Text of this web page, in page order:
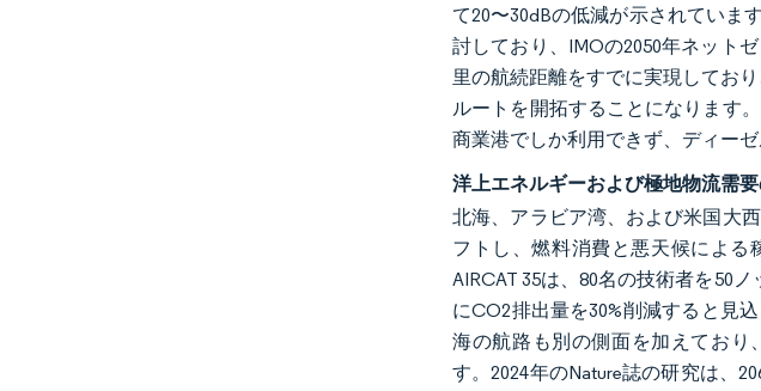
て20〜30dBの低減が示されていま
討しており、IMOの2050年ネット
里の航続距離をすでに実現してお
ルートを開拓することになります
商業港でしか利用できず、ディー
洋上エネルギーおよび極地物流需
北海、アラビア湾、および米国大
フトし、燃料消費と悪天候による
AIRCAT 35は、80名の技術者を50
にCO2排出量を30%削減すると見
海の航路も別の側面を加えており
す。2024年のNature誌の研究は、